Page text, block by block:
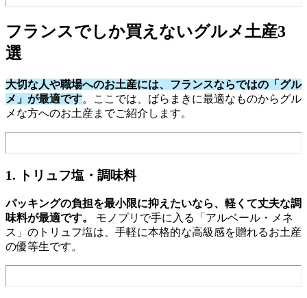
フランスでしか買えないグルメ土産3
選
大切な人や職場へのお土産には、フランスならではの「グル
メ」が最適です。ここでは、ばらまきに最適なものからグル
メな方へのお土産までご紹介します。
1. トリュフ塩・調味料
パッキングの負担を最小限に抑えたいなら、軽くて丈夫な調
味料が最適です。
モノプリで手に入る「アルベール・メネ
ス」のトリュフ塩は、手軽に本格的な高級感を贈れるお土産
の優等生です。